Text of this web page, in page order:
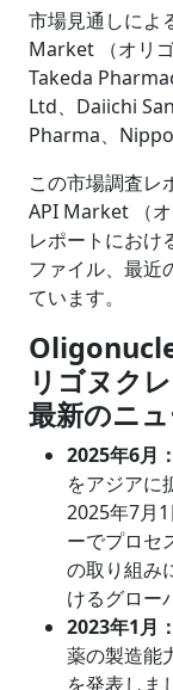
市場見通しに
Market （オリ
Takeda
Ltd、Daiichi
Pharma、
この市場調査
API Market （
レポートにおけ
ファイル、最近
ています。
リゴヌク
最新のニ
2025年6月：
をアジアに
2025年7月
ーでプロセ
の取り組み
けるグロー
2023年1月：
薬の製造能
を発表しま